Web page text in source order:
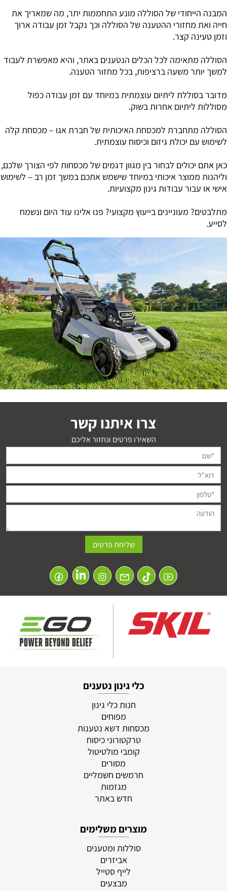
המבנה הייחודי של הסוללה מונע התחממות יתר, מה שמאריך את
חייה ואת מחזורי ההטענה של הסוללה וכך נקבל זמן עבודה ארוך
וזמן טעינה קצר.
הסוללה מתאימה לכל הכלים הנטענים באתר, והיא מאפשרת לעבוד
למשך יותר משעה ברציפות, בכל מחזור הטענה.
מדובר בסוללת ליתיום עוצמתית במיוחד עם זמן עבודה כפול
מסוללות ליתיום אחרות בשוק.
הסוללה מתחברת למכסחת האיכותית של חברת אגו – מכסחת קלה
לשימוש עם יכולת גיזום וכיסוח עוצמתית.
כאן אתם יכולים לבחור בין מגוון דגמים של מכסחות לפי הצורך שלכם,
וליהנות ממוצר איכותי במיוחד שישמש אתכם במשך זמן רב – לשימוש
אישי או עבור עבודות גינון מקצועיות.
מתלבטים? מעוניינים בייעוץ מקצועי? פנו אלינו עוד היום ונשמח
לסייע.
צרו איתנו קשר
השאירו פרטים ונחזור אליכם
כלי גינון נטענים
חנות כלי גינון
מפוחים
מכסחות דשא נטענות
טרקטורוני כיסוח
קומבי מולטיטול
מסורים
חרמשים חשמליים
מגזמות
חדש באתר
מוצרים משלימים
סוללות ומטענים
אביזרים
לייף סטייל
מבצעים